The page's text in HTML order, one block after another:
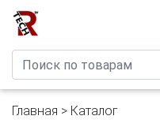
Главная > Каталог